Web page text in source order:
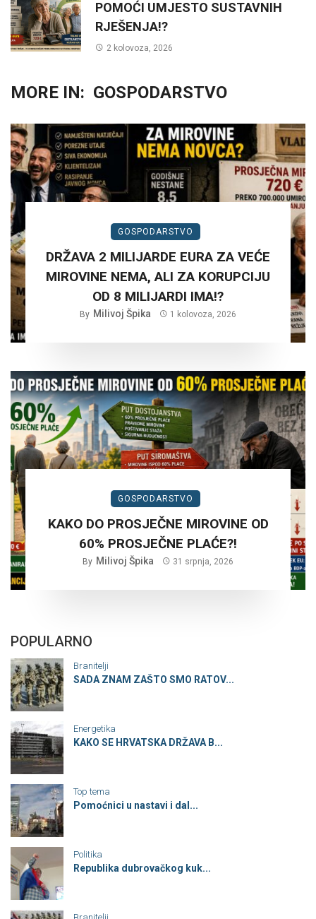
POMOĆI UMJESTO SUSTAVNIH
RJEŠENJA!?
2 kolovoza, 2026
MORE IN: GOSPODARSTVO
GOSPODARSTVO
DRŽAVA 2 MILIJARDE EURA ZA VEĆE
MIROVINE NEMA, ALI ZA KORUPCIJU
OD 8 MILIJARDI IMA!?
By Milivoj Špika 1 kolovoza, 2026
GOSPODARSTVO
KAKO DO PROSJEČNE MIROVINE OD
60% PROSJEČNE PLAĆE?!
By Milivoj Špika 31 srpnja, 2026
POPULARNO
Branitelji
SADA ZNAM ZAŠTO SMO RATOV...
Energetika
KAKO SE HRVATSKA DRŽAVA B...
Top tema
Pomoćnici u nastavi i dal...
Politika
Republika dubrovačkog kuk...